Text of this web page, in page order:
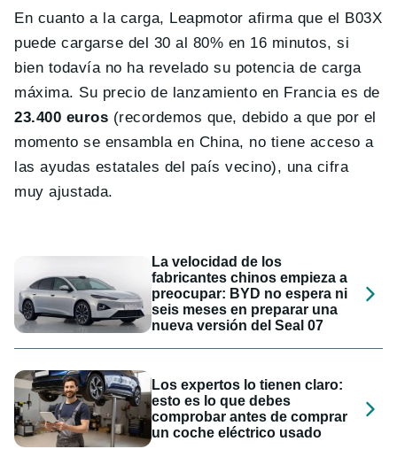
En cuanto a la carga, Leapmotor afirma que el B03X
puede cargarse del 30 al 80% en 16 minutos, si
bien todavía no ha revelado su potencia de carga
máxima. Su precio de lanzamiento en Francia es de
23.400 euros (recordemos que, debido a que por el
momento se ensambla en China, no tiene acceso a
las ayudas estatales del país vecino), una cifra
muy ajustada.
La velocidad de los
fabricantes chinos empieza a
preocupar: BYD no espera ni
seis meses en preparar una
nueva versión del Seal 07
Los expertos lo tienen claro:
esto es lo que debes
comprobar antes de comprar
un coche eléctrico usado